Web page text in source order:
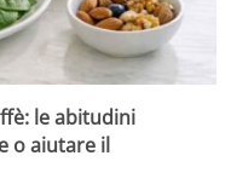
le abitudini
o aiutare il